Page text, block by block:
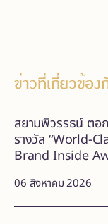
ข่าวที่เกี่ยวข้อง
06 สิงหาคม 2026
สยามพิวรรธน์ ต
รางวัล “World-
Brand Inside